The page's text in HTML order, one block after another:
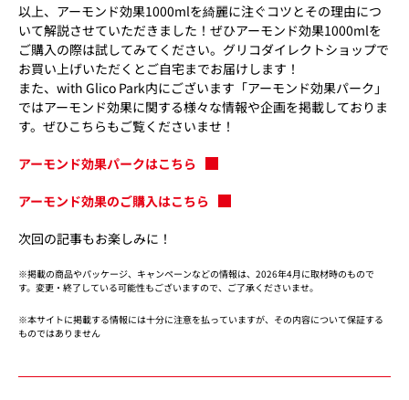
以上、アーモンド効果1000mlを綺麗に注ぐコツとその理由につ
いて解説させていただきました！ぜひアーモンド効果1000mlを
ご購入の際は試してみてください。グリコダイレクトショップで
お買い上げいただくとご自宅までお届けします！
また、with Glico Park内にございます「アーモンド効果パーク」
ではアーモンド効果に関する様々な情報や企画を掲載しておりま
す。ぜひこちらもご覧くださいませ！
アーモンド効果パークはこちら
アーモンド効果のご購入はこちら
次回の記事もお楽しみに！
※掲載の商品やパッケージ、キャンペーンなどの情報は、2026年4月に取材時のもので
す。変更・終了している可能性もございますので、ご了承くださいませ。
※本サイトに掲載する情報には十分に注意を払っていますが、その内容について保証する
ものではありません